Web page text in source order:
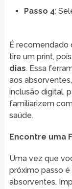
Passo 4:
É recomendado
tire um print,
dias. Essa
aos
inclusão digital,
familiarizem
saúde.
Encontre uma
Uma vez que
próximo passo
absorventes.